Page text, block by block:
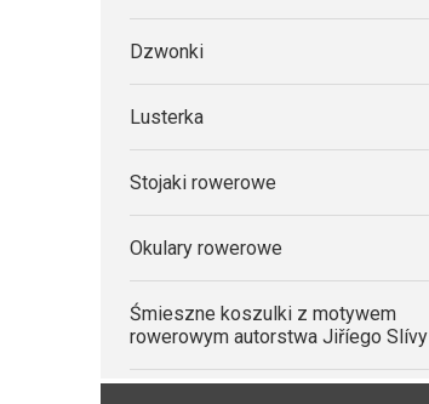
Dzwonki
Lusterka
Stojaki rowerowe
Okulary rowerowe
Śmieszne koszulki z motywem
rowerowym autorstwa Jiříego Slívy